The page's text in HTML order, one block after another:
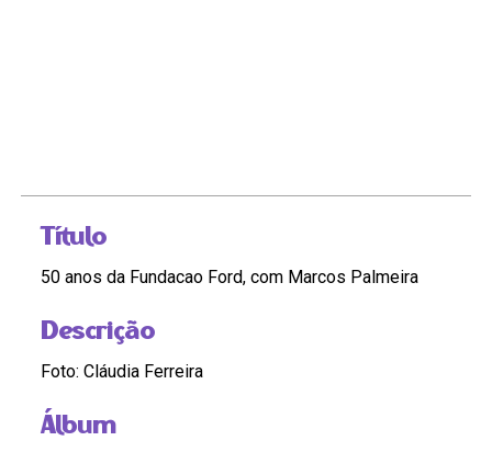
Título
50 anos da Fundacao Ford, com Marcos Palmeira
Descrição
Foto: Cláudia Ferreira
Álbum